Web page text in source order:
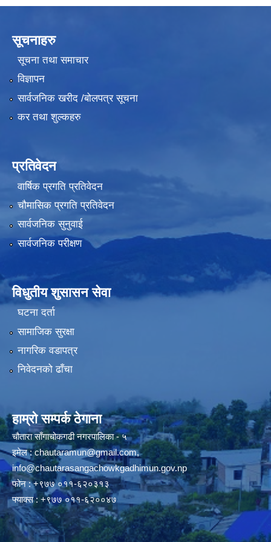
सूचनाहरु
सूचना तथा समाचार
विज्ञापन
सार्वजनिक खरीद /बोलपत्र सूचना
कर तथा शुल्कहरु
प्रतिवेदन
वार्षिक प्रगति प्रतिवेदन
चौमासिक प्रगति प्रतिवेदन
सार्वजनिक सुनुवाई
सार्वजनिक परीक्षण
विधुतीय शुसासन सेवा
घटना दर्ता
सामाजिक सुरक्षा
नागरिक वडापत्र
निवेदनको ढाँचा
हाम्रो सम्पर्क ठेगाना
चौतारा साँगाचोकगढी नगरपालिका - ५
इमेल :chautaramun@gmail.com,
info@chautarasangachowkgadhimun.gov.np
फोन : +९७७ ०११-६२०३१३
फ्याक्स : +९७७ ०११-६२००४७